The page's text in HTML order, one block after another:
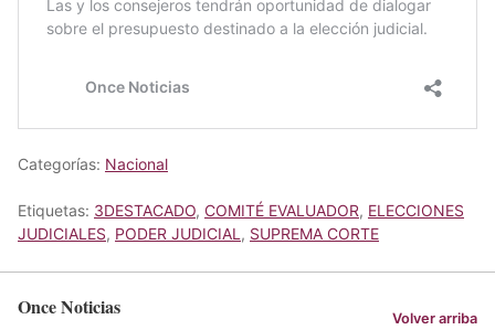
Categorías: Nacional
Etiquetas: 3DESTACADO, COMITÉ EVALUADOR, ELECCIONES
JUDICIALES, PODER JUDICIAL , SUPREMA CORTE
Once Noticias Volver arriba